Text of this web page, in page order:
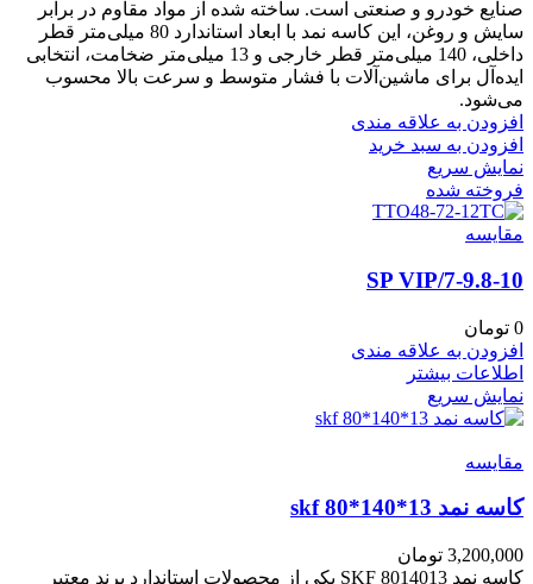
صنایع خودرو و صنعتی است. ساخته شده از مواد مقاوم در برابر
سایش و روغن، این کاسه نمد با ابعاد استاندارد 80 میلی‌متر قطر
داخلی، 140 میلی‌متر قطر خارجی و 13 میلی‌متر ضخامت، انتخابی
ایده‌آل برای ماشین‌آلات با فشار متوسط و سرعت بالا محسوب
می‌شود.
افزودن به علاقه مندی
افزودن به سبد خرید
نمایش سریع
فروخته شده
مقايسه
7-9.8-10/SP VIP
0 تومان
افزودن به علاقه مندی
اطلاعات بیشتر
نمایش سریع
مقايسه
کاسه نمد skf 80*140*13
3,200,000 تومان
کاسه نمد SKF 8014013 یکی از محصولات استاندارد برند معتبر